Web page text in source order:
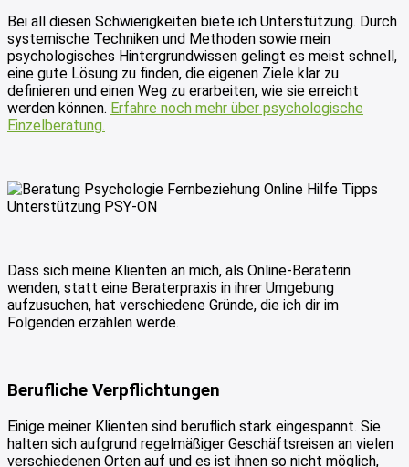
Bei all diesen Schwierigkeiten biete ich Unterstützung. Durch
systemische Techniken und Methoden sowie mein
psychologisches Hintergrundwissen gelingt es meist schnell,
eine gute Lösung zu finden, die eigenen Ziele klar zu
definieren und einen Weg zu erarbeiten, wie sie erreicht
werden können. Erfahre noch mehr über psychologische
Einzelberatung.
Dass sich meine Klienten an mich, als Online-Beraterin
wenden, statt eine Beraterpraxis in ihrer Umgebung
aufzusuchen, hat verschiedene Gründe, die ich dir im
Folgenden erzählen werde.
Berufliche Verpflichtungen
Einige meiner Klienten sind beruflich stark eingespannt. Sie
halten sich aufgrund regelmäßiger Geschäftsreisen an vielen
verschiedenen Orten auf und es ist ihnen so nicht möglich,